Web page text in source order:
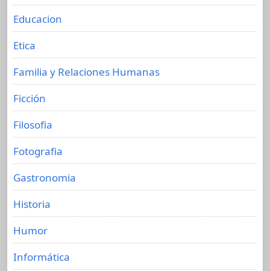
Educacion
Etica
Familia y Relaciones Humanas
Ficción
Filosofia
Fotografia
Gastronomia
Historia
Humor
Informática